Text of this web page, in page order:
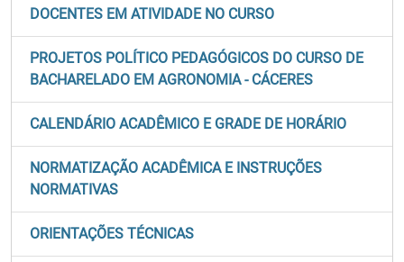
DOCENTES EM ATIVIDADE NO CURSO
PROJETOS POLÍTICO PEDAGÓGICOS DO CURSO DE
BACHARELADO EM AGRONOMIA - CÁCERES
CALENDÁRIO ACADÊMICO E GRADE DE HORÁRIO
NORMATIZAÇÃO ACADÊMICA E INSTRUÇÕES
NORMATIVAS
ORIENTAÇÕES TÉCNICAS